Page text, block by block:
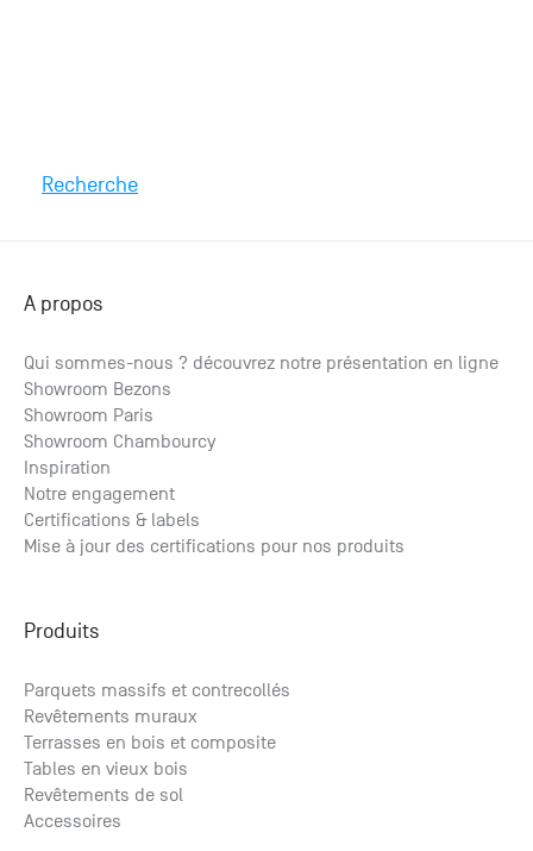
Recherche
A propos
Qui sommes-nous ? découvrez notre présentation en ligne
Showroom Bezons
Showroom Paris
Showroom Chambourcy
Inspiration
Notre engagement
Certifications & labels
Mise à jour des certifications pour nos produits
Produits
Parquets massifs et contrecollés
Revêtements muraux
Terrasses en bois et composite
Tables en vieux bois
Revêtements de sol
Accessoires